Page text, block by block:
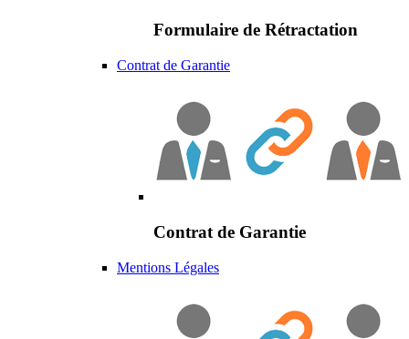
Formulaire de Rétractation
Contrat de Garantie
Contrat de Garantie
Mentions Légales